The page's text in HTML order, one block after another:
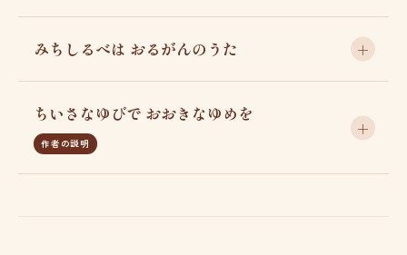
みちしるべは おるがんのうた
ちいさなゆびで おおきなゆめを
作者の説明